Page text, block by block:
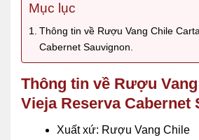
Mục lục
Thông tin về Rượu Vang Chile
Cabernet Sauvignon.
Thông tin về Rượu
Vieja Reserva Cabernet
Xuất xứ: Rượu Vang Chile